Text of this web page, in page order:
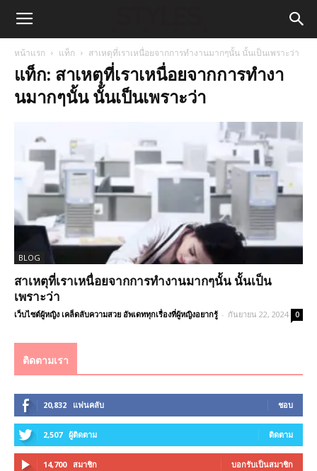
หน้าแรก แท็ก สาเหตุที่เราเหนื่อยจากการทำงานมากๆนั้น นั้นเป็นเพราะว่า
แท็ก: สาเหตุที่เราเหนื่อยจากการทำงา
นมากๆนั้น นั้นเป็นเพราะว่า
BLOG
สาเหตุที่เราเหนื่อยจากการทำงานมากๆนั้น นั้นเป็น
เพราะว่า
เว็บไซต์ผู้หญิง เคล็ดลับความสวย อัพเดททุกเรื่องที่ผู้หญิงอยากรู้ - กันยายน 22, 2024 0
ติดตามเรา
20,832 แฟนคลับ ชอบ
2,507 ผู้ติดตาม ติดตาม
14,700 สมาชิก บอกรับเป็นสมาชิก